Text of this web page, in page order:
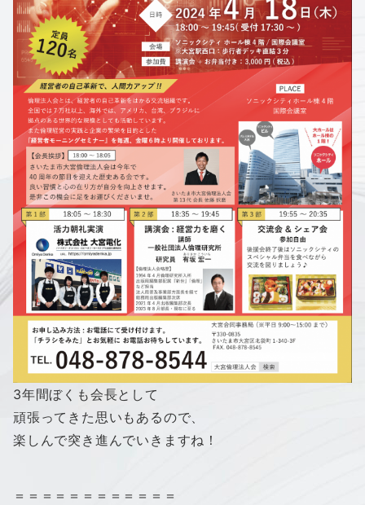
3年間ぼくも会長として
頑張ってきた思いもあるので、
楽しんで突き進んでいきますね！
＝＝＝＝＝＝＝＝＝＝＝＝